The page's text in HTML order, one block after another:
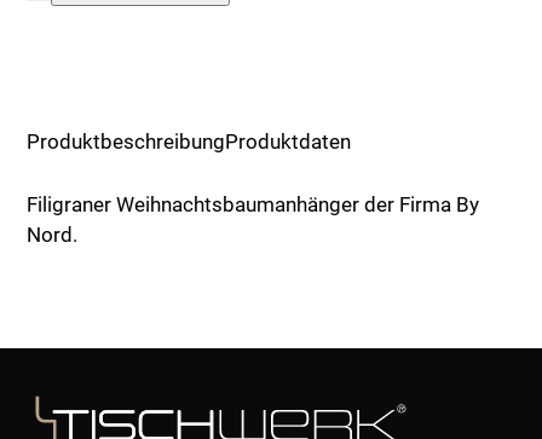
ProduktbeschreibungProduktdaten
Filigraner Weihnachtsbaumanhänger der Firma By
Nord.